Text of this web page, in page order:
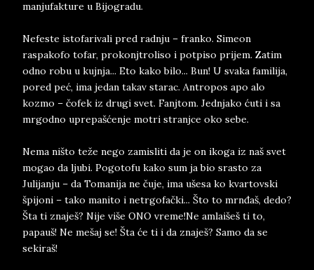
manjufakture u Bijogradu.
Nefeste istofarivali pred radnju – franko. Simeon
raspakofo tofar, prokonjtroliso i potpiso prijem. Zatim
odno robu u kujnja... Eto kako bilo... Bun! U svaka familija,
pored peć, ima jedan takav starac. Antropos apo alo
kozmo – čofek iz drugi svet. Fanjtom. Jednjako ćuti i sa
mrgodno uprepašćenje motri stranjce oko sebe.
Nema ništo teže nego zamisliti da je on ikoga iz naš svet
mogao da ljubi. Pogotofu kako sum ja bio srasto za
Julijanju – da Tomanija ne čuje, ima ušesa ko kvartovski
špijoni – tako manito i netrgofački... Što to mrnđaš, dedo?
Šta ti znaješ? Nije više ONO vreme!Ne amlaišeš ti to,
papauš! Ne mešaj se! Šta će ti i da znaješ? Samo da se
sekiraš!